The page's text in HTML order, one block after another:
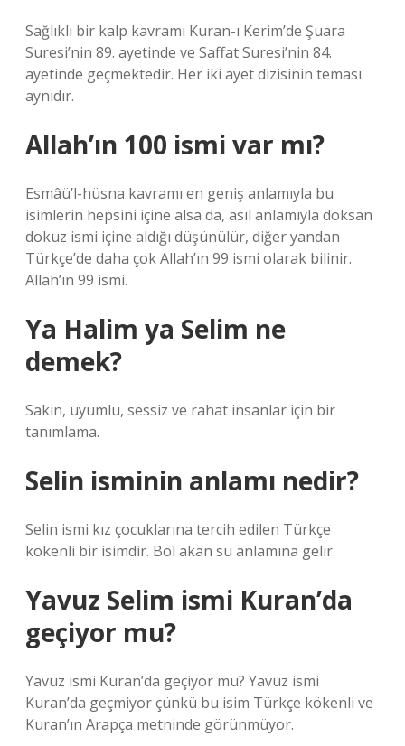
Sağlıklı bir kalp kavramı Kuran-ı Kerim’de Şuara
Suresi’nin 89. ayetinde ve Saffat Suresi’nin 84.
ayetinde geçmektedir. Her iki ayet dizisinin teması
aynıdır.
Allah’ın 100 ismi var mı?
Esmâü’l-hüsna kavramı en geniş anlamıyla bu
isimlerin hepsini içine alsa da, asıl anlamıyla doksan
dokuz ismi içine aldığı düşünülür, diğer yandan
Türkçe’de daha çok Allah’ın 99 ismi olarak bilinir.
Allah’ın 99 ismi.
Ya Halim ya Selim ne
demek?
Sakin, uyumlu, sessiz ve rahat insanlar için bir
tanımlama.
Selin isminin anlamı nedir?
Selin ismi kız çocuklarına tercih edilen Türkçe
kökenli bir isimdir. Bol akan su anlamına gelir.
Yavuz Selim ismi Kuran’da
geçiyor mu?
Yavuz ismi Kuran’da geçiyor mu? Yavuz ismi
Kuran’da geçmiyor çünkü bu isim Türkçe kökenli ve
Kuran’ın Arapça metninde görünmüyor.